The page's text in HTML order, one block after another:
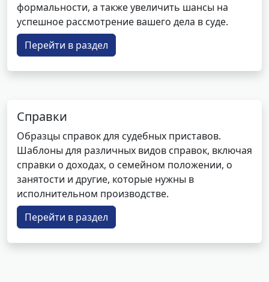
формальности, а также увеличить шансы на
успешное рассмотрение вашего дела в суде.
Перейти в раздел
Справки
Образцы справок для судебных приставов.
Шаблоны для различных видов справок, включая
справки о доходах, о семейном положении, о
занятости и другие, которые нужны в
исполнительном производстве.
Перейти в раздел